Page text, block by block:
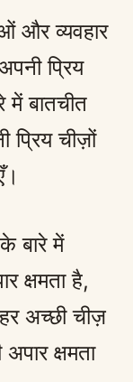
और व्यवहार
प्रिय
में बातचीत
चीज़ों
बारे में
क्षमता है,
अच्छी चीज़
क्षमता